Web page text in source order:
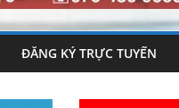
ĐĂNG KÝ TRỰC TUYẾN